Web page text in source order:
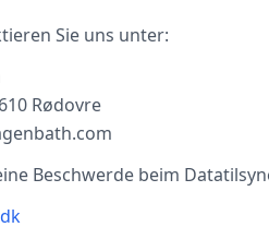
Sie uns unter:
Rødovre
Beschwerde beim